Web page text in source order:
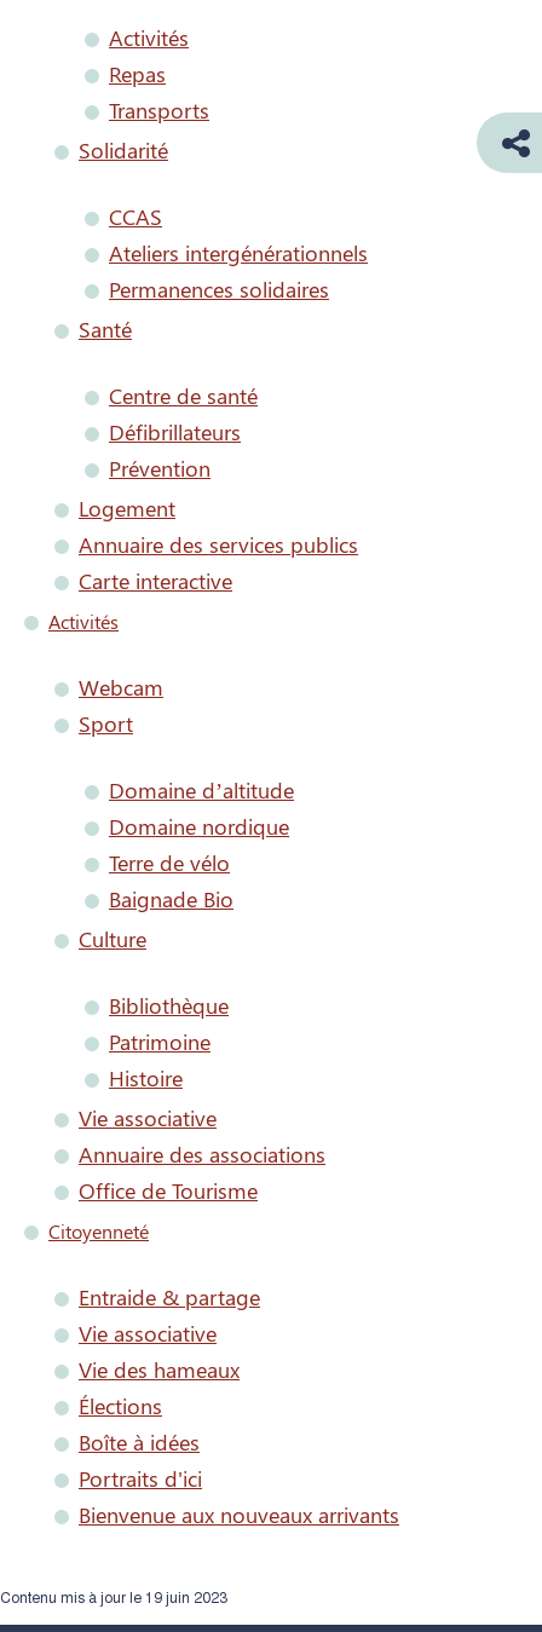
Activités
Repas
Transports
Solidarité
CCAS
Ateliers intergénérationnels
Permanences solidaires
Santé
Centre de santé
Défibrillateurs
Prévention
Logement
Annuaire des services publics
Carte interactive
Activités
Webcam
Sport
Domaine d’altitude
Domaine nordique
Terre de vélo
Baignade Bio
Culture
Bibliothèque
Patrimoine
Histoire
Vie associative
Annuaire des associations
Office de Tourisme
Citoyenneté
Entraide & partage
Vie associative
Vie des hameaux
Élections
Boîte à idées
Portraits d'ici
Bienvenue aux nouveaux arrivants
Contenu mis à jour le 19 juin 2023